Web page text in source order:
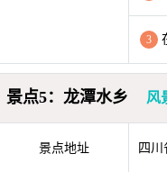
3
景点5：龙潭水乡 风
景点地址 四